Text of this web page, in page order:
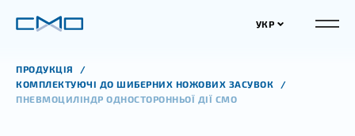
УКР
ПРОДУКЦІЯ
КОМПЛЕКТУЮЧІ ДО ШИБЕРНИХ НОЖОВИХ ЗАСУВОК
ПНЕВМОЦИЛІНДР ОДНОСТОРОННЬОЇ ДІЇ СМО